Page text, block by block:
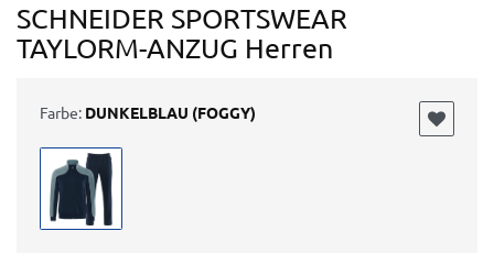
SCHNEIDER SPORTSWEAR
TAYLORM-ANZUG Herren
Farbe: DUNKELBLAU (FOGGY)